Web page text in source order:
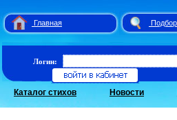
Главная
Логин:
Каталог стихов Новости